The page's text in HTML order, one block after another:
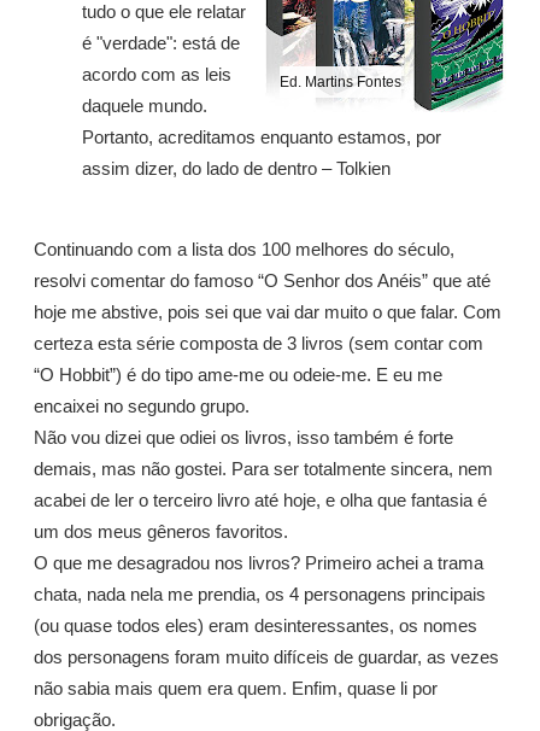
Ed. Martins Fontes
tudo o que ele relatar
é "verdade": está de
acordo com as leis
daquele mundo.
Portanto, acreditamos enquanto estamos, por
assim dizer, do lado de dentro – Tolkien
Continuando com a lista dos 100 melhores do século,
resolvi comentar do famoso “O Senhor dos Anéis” que até
hoje me abstive, pois sei que vai dar muito o que falar. Com
certeza esta série composta de 3 livros (sem contar com
“O Hobbit”) é do tipo ame-me ou odeie-me. E eu me
encaixei no segundo grupo.
Não vou dizei que odiei os livros, isso também é forte
demais, mas não gostei. Para ser totalmente sincera, nem
acabei de ler o terceiro livro até hoje, e olha que fantasia é
um dos meus gêneros favoritos.
O que me desagradou nos livros? Primeiro achei a trama
chata, nada nela me prendia, os 4 personagens principais
(ou quase todos eles) eram desinteressantes, os nomes
dos personagens foram muito difíceis de guardar, as vezes
não sabia mais quem era quem. Enfim, quase li por
obrigação.